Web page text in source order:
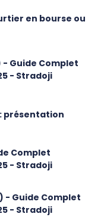
en bourse ou
- Guide Complet
- Stradoji
présentation
Complet
- Stradoji
- Guide Complet
- Stradoji